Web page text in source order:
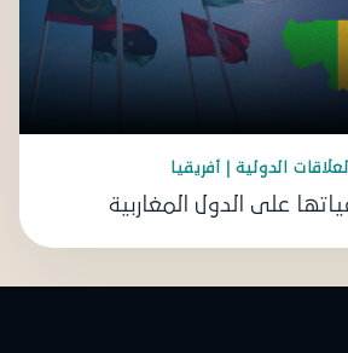
الدولية | أفريقيا
على الدول المغاربية